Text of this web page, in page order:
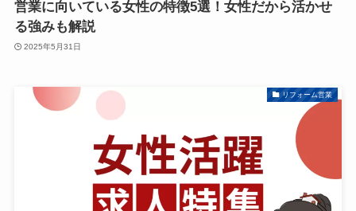
営業に向いている女性の特徴5選！女性だから活かせ
る強みも解説
2025年5月31日
リフォーム営業